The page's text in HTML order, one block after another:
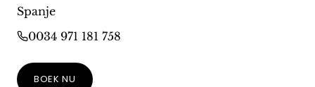
Spanje
0034 971 181 758
BOEK NU